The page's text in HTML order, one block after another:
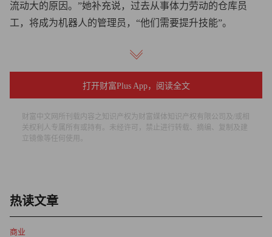
流动大的原因。”她补充说，过去从事体力劳动的仓库员
工，将成为机器人的管理员，“他们需要提升技能”。
敏捷机器人公司诞生于俄勒冈州立大学（Oregon State
University）的研究项目。2024年4月，公司在C轮融资中融
得1.5亿美元，当时该公司正准备在物流仓储环境中部署
数百台Digit机器人，并计划明年的产量达到数千台，其目标
打开财富Plus App，阅读全文
财富中文网所刊载内容之知识产权为财富媒体知识产权有限公司及/或相
关权利人专属所有或持有。未经许可，禁止进行转载、摘编、复制及建
立镜像等任何使用。
热读文章
商业